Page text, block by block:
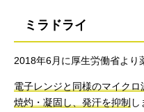
ミラドライ
2018年6月に厚生労働省より
電子レンジと同様のマイク
焼灼・凝固し、発汗を抑制し